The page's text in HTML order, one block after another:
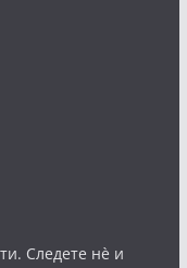
Следете нè и